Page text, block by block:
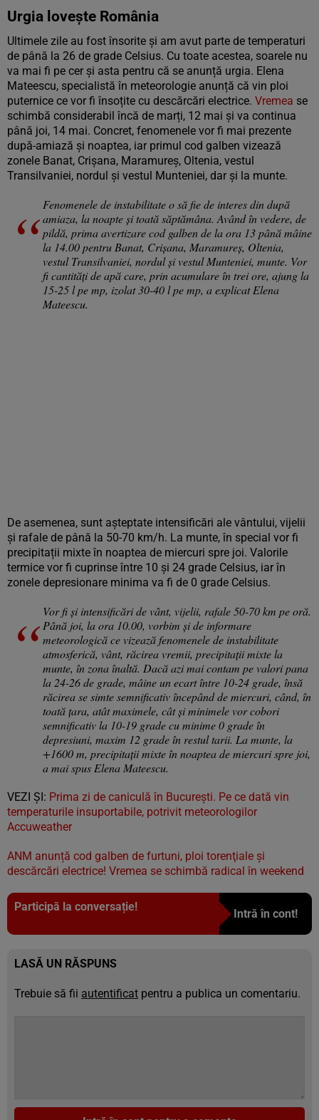
Urgia lovește România
Ultimele zile au fost însorite și am avut parte de temperaturi
de până la 26 de grade Celsius. Cu toate acestea, soarele nu
va mai fi pe cer și asta pentru că se anunță urgia. Elena
Mateescu, specialistă în meteorologie anunță că vin ploi
puternice ce vor fi însoțite cu descărcări electrice. Vremea se
schimbă considerabil încă de marți, 12 mai și va continua
până joi, 14 mai. Concret, fenomenele vor fi mai prezente
după-amiază și noaptea, iar primul cod galben vizează
zonele Banat, Crişana, Maramureş, Oltenia, vestul
Transilvaniei, nordul şi vestul Munteniei, dar și la munte.
Fenomenele de instabilitate o să fie de interes din după
amiaza, la noapte și toată săptămâna. Având în vedere, de
pildă, prima avertizare cod galben de la ora 13 până mâine
la 14.00 pentru Banat, Crişana, Maramureş, Oltenia,
vestul Transilvaniei, nordul şi vestul Munteniei, munte. Vor
fi cantități de apă care, prin acumulare în trei ore, ajung la
15-25 l pe mp, izolat 30-40 l pe mp, a explicat Elena
Mateescu.
De asemenea, sunt așteptate intensificări ale vântului, vijelii
și rafale de până la 50-70 km/h. La munte, în special vor fi
precipitații mixte în noaptea de miercuri spre joi. Valorile
termice vor fi cuprinse între 10 și 24 grade Celsius, iar în
zonele depresionare minima va fi de 0 grade Celsius.
Vor fi şi intensificări de vânt, vijelii, rafale 50-70 km pe oră.
Până joi, la ora 10.00, vorbim și de informare
meteorologică ce vizează fenomenele de instabilitate
atmosferică, vânt, răcirea vremii, precipitații mixte la
munte, în zona înaltă. Dacă azi mai contam pe valori pana
la 24-26 de grade, mâine un ecart între 10-24 grade, însă
răcirea se simte semnificativ începând de miercuri, când, în
toată țara, atât maximele, cât și minimele vor cobori
semnificativ la 10-19 grade cu minime 0 grade în
depresiuni, maxim 12 grade în restul tarii. La munte, la
+1600 m, precipitații mixte în noaptea de miercuri spre joi,
a mai spus Elena Mateescu.
VEZI ȘI: Prima zi de caniculă în București. Pe ce dată vin
temperaturile insuportabile, potrivit meteorologilor
Accuweather
ANM anunță cod galben de furtuni, ploi torenţiale şi
descărcări electrice! Vremea se schimbă radical în weekend
Participă la conversație!
Intră în cont!
LASĂ UN RĂSPUNS
Trebuie să fii autentificat pentru a publica un comentariu.